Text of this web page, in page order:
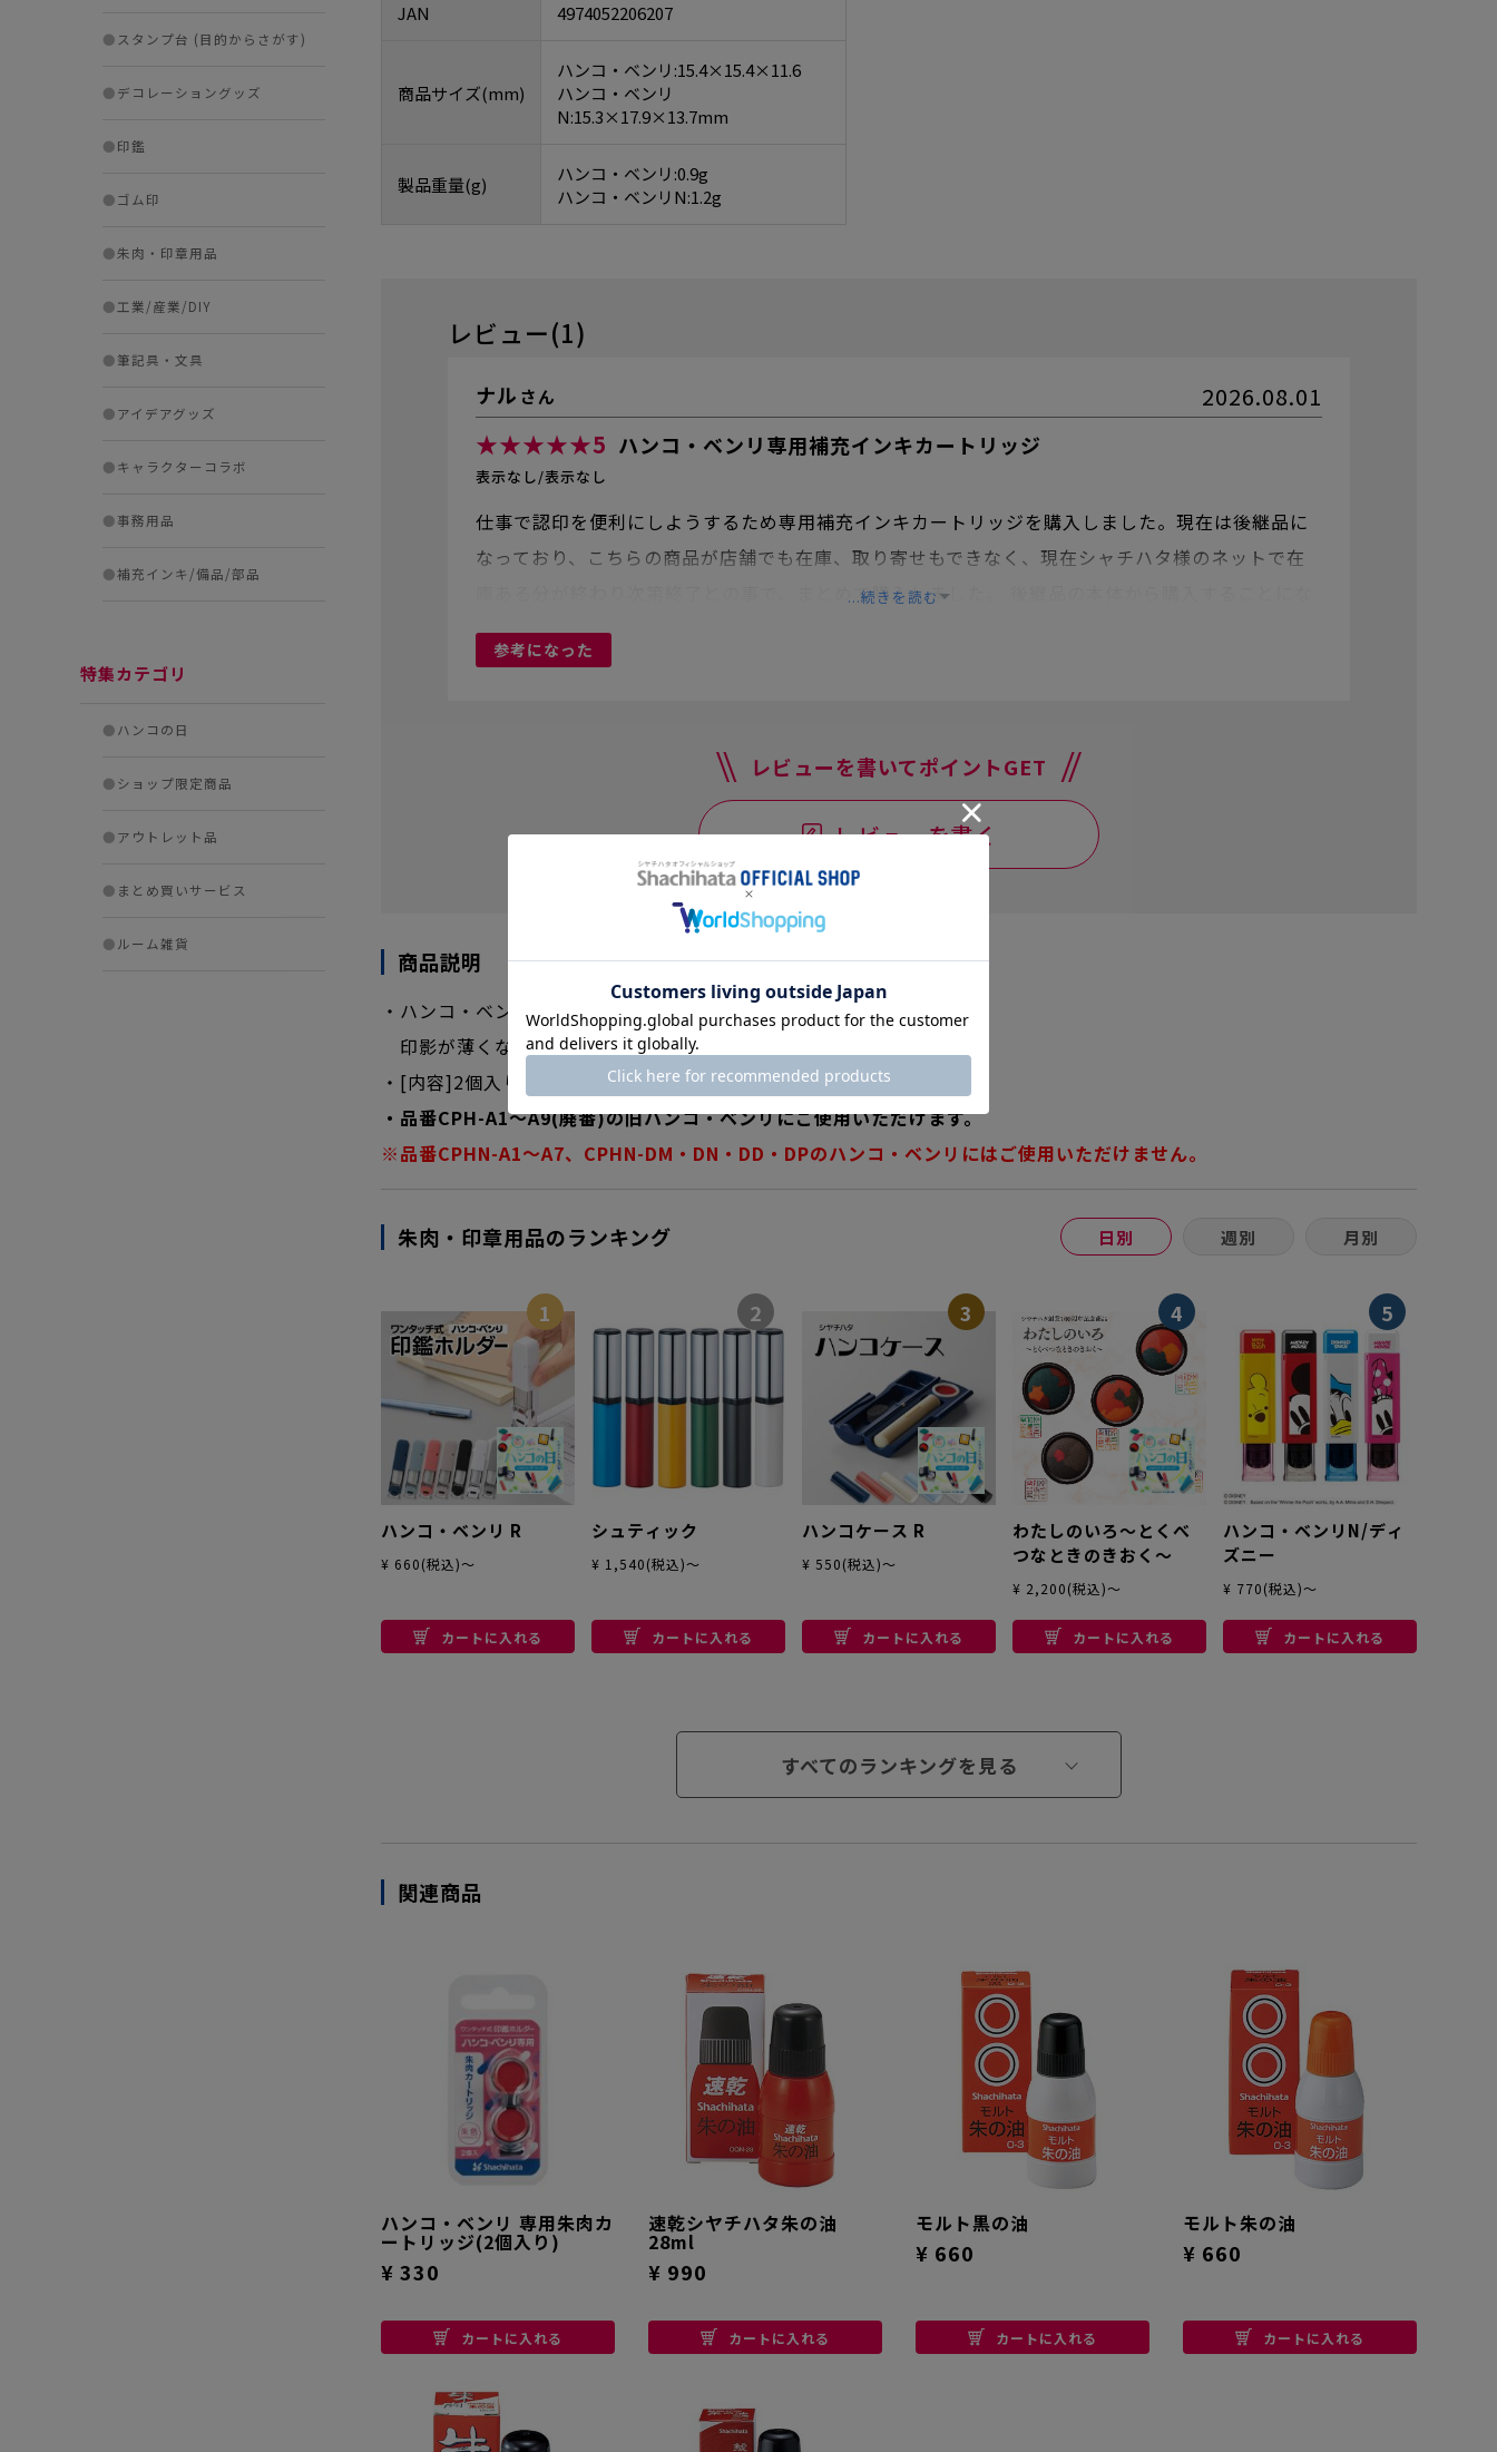
● スタンプ台 (目的からさがす)
●デコレーショングッズ
●印鑑
●ゴム印
●朱肉・印章用品
●工業/産業/DIY
●筆記具・文具
●アイデアグッズ
●キャラクターコラボ
●事務用品
●補充インキ/備品/部品
特集カテゴリ
●ハンコの日
●ショップ限定商品
●アウトレット品
● まとめ買いサービス
● ルーム雑貨
JAN 4974052206207
商品サイズ(mm)
ハンコ・ベンリ:15.4×15.4×11.6
ハンコ・ベンリ
N:15.3×17.9×13.7mm
製品重量(g)
ハンコ・ベンリ:0.9g
ハンコ・ベンリN:1.2g
レビュー(1)
ナル さん
2026.08.01
★★★★★5 ハンコ・ベンリ専用補充インキカートリッジ
表示なし/表示なし
仕事で認印を便利にしようするため専用補充インキカートリッジを購入しました。現在は後継品に
なっており、こちらの商品が店舗でも在庫、取り寄せもできなく、現在シャチハタ様のネットで在
庫ある分が終わり次第終了との事で、まとめて購入しました。 後継品の本体から購入することにな
るのではないかと心配していただけに助かりました。
...続きを読む
参考になった
レビューを書いてポイントGET
レビューを書く
商品説明
・ハンコ・ベンリ専用の補充インキです。
印影が薄くなってきたら取り替えてお使い下さい。
・[内容]2個入り
・品番CPH-A1～A9(廃番)の旧ハンコ・ベンリにご使用いただけます。
※品番CPHN-A1～A7、CPHN-DM・DN・DD・DPのハンコ・ベンリにはご使用いただけません。
朱肉・印章用品のランキング 日別 週別 月別
1
ハンコ・ベンリ R
¥ 660(税込)～
カートに入れる
2
シュティック
¥ 1,540(税込)～
カートに入れる
3
ハンコケース R
¥ 550(税込)～
カートに入れる
4
わたしのいろ～とくべ
つなときのきおく～
¥ 2,200(税込)～
カートに入れる
5
ハンコ・ベンリN/ディ
ズニー
¥ 770(税込)～
カートに入れる
すべてのランキングを見る
関連商品
ハンコ・ベンリ 専用朱肉カ
ートリッジ(2個入り)
¥ 330
カートに入れる
速乾シヤチハタ朱の油
28ml
¥ 990
カートに入れる
モルト黒の油
¥ 660
カートに入れる
モルト朱の油
¥ 660
カートに入れる